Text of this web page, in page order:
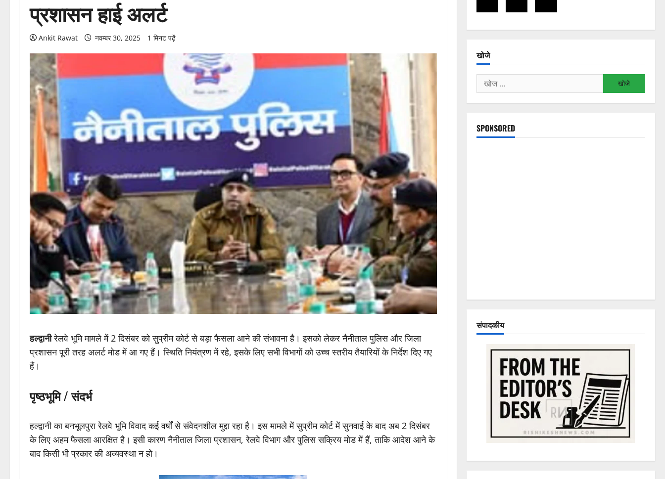
प्रशासन हाई अलर्ट
Ankit Rawat नवम्बर 30, 2025 1 मिनट पढ़ें
हल्द्वानीरेलवे भूमि मामले में 2 दिसंबर को सुप्रीम कोर्ट से बड़ा फैसला आने की संभावना है। इसको लेकर नैनीताल पुलिस और जिला
प्रशासन पूरी तरह अलर्ट मोड में आ गए हैं। स्थिति नियंत्रण में रहे, इसके लिए सभी विभागों को उच्च स्तरीय तैयारियों के निर्देश दिए गए
हैं।
पृष्ठभूमि / संदर्भ
हल्द्वानी का बनभूलपुरा रेलवे भूमि विवाद कई वर्षों से संवेदनशील मुद्दा रहा है। इस मामले में सुप्रीम कोर्ट में सुनवाई के बाद अब 2 दिसंबर
के लिए अहम फैसला आरक्षित है। इसी कारण नैनीताल जिला प्रशासन, रेलवे विभाग और पुलिस सक्रिय मोड में हैं, ताकि आदेश आने के
बाद किसी भी प्रकार की अव्यवस्था न हो।
खोजे
निम्न
को
खोजें:
SPONSORED
संपादकीय